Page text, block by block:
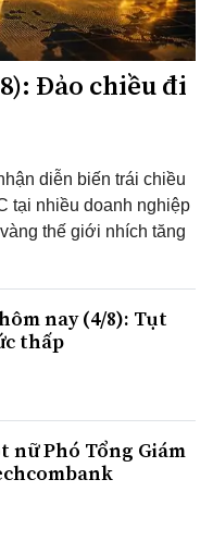
Đảo chiều đi
diễn biến trái chiều
tại nhiều doanh nghiệp
thế giới nhích tăng
nay (4/8): Tụt
thấp
nữ Phó Tổng Giám